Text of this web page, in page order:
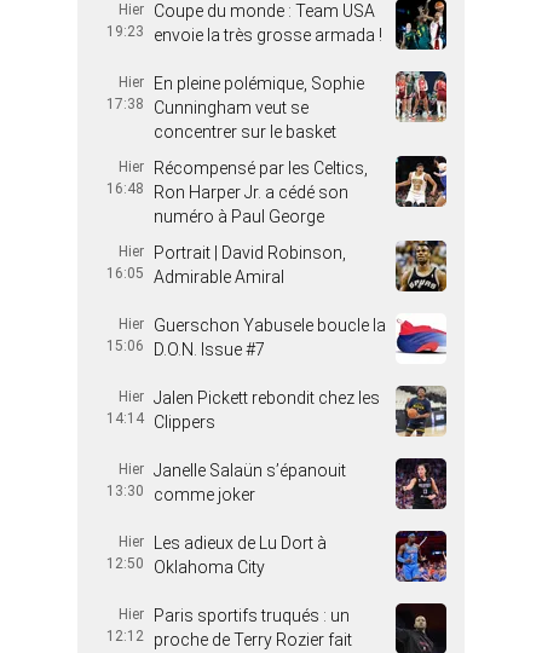
Hier
19:23
Coupe du monde : Team USA
envoie la très grosse armada !
Hier
17:38
En pleine polémique, Sophie
Cunningham veut se
concentrer sur le basket
Hier
16:48
Récompensé par les Celtics,
Ron Harper Jr. a cédé son
numéro à Paul George
Hier
16:05
Portrait | David Robinson,
Admirable Amiral
Hier
15:06
Guerschon Yabusele boucle la
D.O.N. Issue #7
Hier
14:14
Jalen Pickett rebondit chez les
Clippers
Hier
13:30
Janelle Salaün s’épanouit
comme joker
Hier
12:50
Les adieux de Lu Dort à
Oklahoma City
Hier
12:12
Paris sportifs truqués : un
proche de Terry Rozier fait